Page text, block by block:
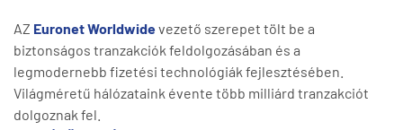
AZ Euronet Worldwidevezető szerepet tölt be a
biztonságos tranzakciók feldolgozásában és a
legmodernebb fizetési technológiák fejlesztésében.
Világméretű hálózataink évente több milliárd tranzakciót
dolgoznak fel.